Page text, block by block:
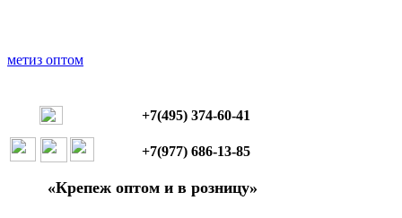
+7(495) 374-60-41
+7(977) 686-13-85
«Крепеж оптом и в розницу»